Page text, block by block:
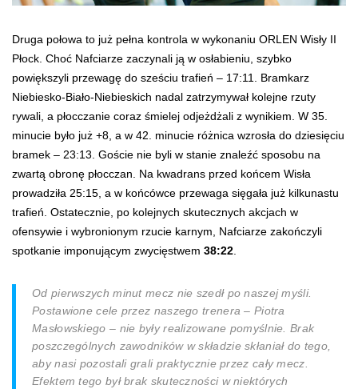
Druga połowa to już pełna kontrola w wykonaniu ORLEN Wisły II
Płock. Choć Nafciarze zaczynali ją w osłabieniu, szybko
powiększyli przewagę do sześciu trafień – 17:11. Bramkarz
Niebiesko-Biało-Niebieskich nadal zatrzymywał kolejne rzuty
rywali, a płocczanie coraz śmielej odjeżdżali z wynikiem. W 35.
minucie było już +8, a w 42. minucie różnica wzrosła do dziesięciu
bramek – 23:13. Goście nie byli w stanie znaleźć sposobu na
zwartą obronę płocczan. Na kwadrans przed końcem Wisła
prowadziła 25:15, a w końcówce przewaga sięgała już kilkunastu
trafień. Ostatecznie, po kolejnych skutecznych akcjach w
ofensywie i wybronionym rzucie karnym, Nafciarze zakończyli
spotkanie imponującym zwycięstwem 38:22
Od pierwszych minut mecz nie szedł po naszej myśli.
Postawione cele przez naszego trenera – Piotra
Masłowskiego – nie były realizowane pomyślnie. Brak
poszczególnych zawodników w składzie skłaniał do tego,
aby nasi pozostali grali praktycznie przez cały mecz.
Efektem tego był brak skuteczności w niektórych